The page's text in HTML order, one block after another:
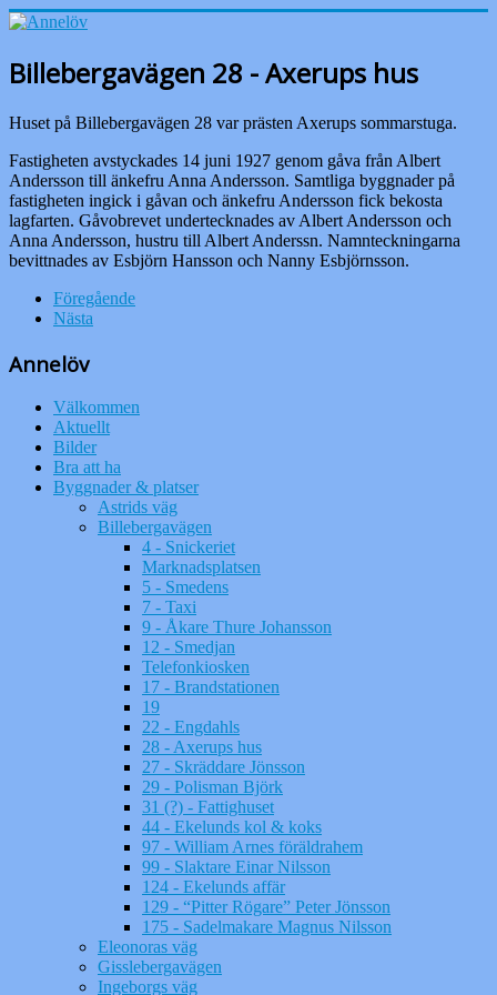
Billebergavägen 28 - Axerups hus
Huset på Billebergavägen 28 var prästen Axerups sommarstuga.
Fastigheten avstyckades 14 juni 1927 genom gåva från Albert
Andersson till änkefru Anna Andersson. Samtliga byggnader på
fastigheten ingick i gåvan och änkefru Andersson fick bekosta
lagfarten. Gåvobrevet undertecknades av Albert Andersson och
Anna Andersson, hustru till Albert Anderssn. Namnteckningarna
bevittnades av Esbjörn Hansson och Nanny Esbjörnsson.
Föregående
Nästa
Annelöv
Välkommen
Aktuellt
Bilder
Bra att ha
Byggnader & platser
Astrids väg
Billebergavägen
4 - Snickeriet
Marknadsplatsen
5 - Smedens
7 - Taxi
9 - Åkare Thure Johansson
12 - Smedjan
Telefonkiosken
17 - Brandstationen
19
22 - Engdahls
28 - Axerups hus
27 - Skräddare Jönsson
29 - Polisman Björk
31 (?) - Fattighuset
44 - Ekelunds kol & koks
97 - William Arnes föräldrahem
99 - Slaktare Einar Nilsson
124 - Ekelunds affär
129 - “Pitter Rögare” Peter Jönsson
175 - Sadelmakare Magnus Nilsson
Eleonoras väg
Gisslebergavägen
Ingeborgs väg